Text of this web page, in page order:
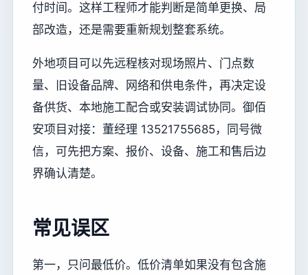
付时间。这样工程师才能判断是简单更换、局
部改造，还是需要重新规划整套系统。
外地项目可以先远程核对现场照片、门点数
量、旧设备品牌、网络和供电条件，再决定设
备供货、本地施工配合或安装调试协同。御佰
安项目对接：董经理 13521755685，同号微
信，可先把方案、报价、设备、施工和售后边
界确认清楚。
常见误区
第一，只问最低价。低价清单如果没有包含施